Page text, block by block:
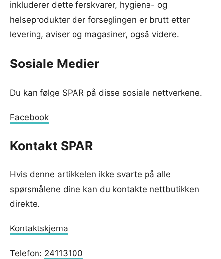
inkluderer dette ferskvarer, hygiene- og
helseprodukter der forseglingen er brutt etter
levering, aviser og magasiner, også videre.
Sosiale Medier
Du kan følge SPAR på disse sosiale nettverkene.
Facebook
Kontakt SPAR
Hvis denne artikkelen ikke svarte på alle
spørsmålene dine kan du kontakte nettbutikken
direkte.
Kontaktskjema
Telefon: 24113100